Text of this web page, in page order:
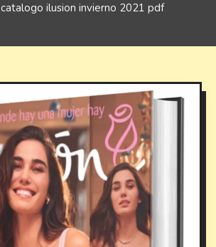
catalogo ilusion invierno 2021 pdf